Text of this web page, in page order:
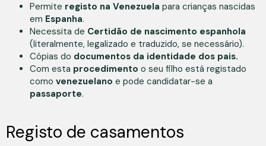
Permite registo na Venezuela para crianças nascidas
em Espanha.
Necessita de Certidão de nascimento espanhola
(literalmente, legalizado e traduzido, se necessário).
Cópias do documentos da identidade dos pais.
Com esta procedimento o seu filho está registado
como venezuelano e pode candidatar-se a
passaporte.
Registo de casamentos